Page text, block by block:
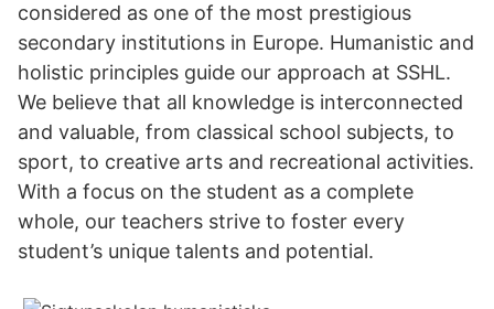
considered as one of the most prestigious
secondary institutions in Europe. Humanistic and
holistic principles guide our approach at SSHL.
We believe that all knowledge is interconnected
and valuable, from classical school subjects, to
sport, to creative arts and recreational activities.
With a focus on the student as a complete
whole, our teachers strive to foster every
student’s unique talents and potential.